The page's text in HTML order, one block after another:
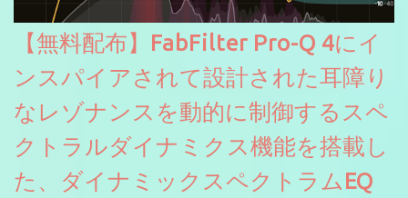
【無料配布】FabFilter Pro-Q 4にイ
ンスパイアされて設計された耳障り
なレゾナンスを動的に制御するスペ
クトラルダイナミクス機能を搭載し
た、ダイナミックスペクトラムEQ